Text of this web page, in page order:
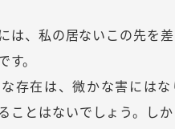
は、私の居ないこの先を
す。
存在は、微かな害にはな
ことはないでしょう。し